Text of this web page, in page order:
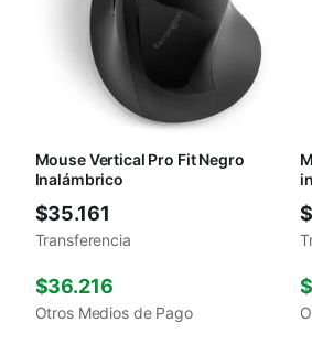
Mouse Vertical Pro Fit Negro
Inalámbrico
$35.161
Transferencia
$36.216
Otros Medios de Pago
$
$